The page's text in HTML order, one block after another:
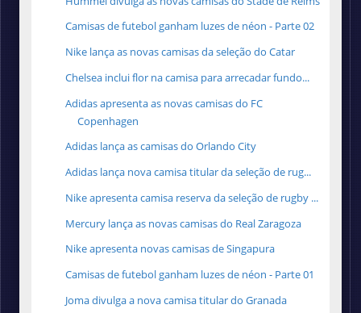
Camisas de futebol ganham luzes de néon - Parte 02
Nike lança as novas camisas da seleção do Catar
Chelsea inclui flor na camisa para arrecadar fundo...
Adidas apresenta as novas camisas do FC
Copenhagen
Adidas lança as camisas do Orlando City
Adidas lança nova camisa titular da seleção de rug...
Nike apresenta camisa reserva da seleção de rugby ...
Mercury lança as novas camisas do Real Zaragoza
Nike apresenta novas camisas de Singapura
Camisas de futebol ganham luzes de néon - Parte 01
Joma divulga a nova camisa titular do Granada